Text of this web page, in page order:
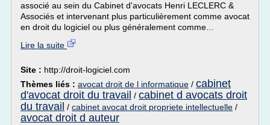
associé au sein du Cabinet d'avocats Henri LECLERC &
Associés et intervenant plus particulièrement comme avocat
en droit du logiciel ou plus généralement comme...
Lire la suite
Site : http://droit-logiciel.com
Thèmes liés : avocat droit de l informatique / cabinet
d'avocat droit du travail / cabinet d avocats droit
du travail / cabinet avocat droit propriete intellectuelle /
avocat droit d auteur